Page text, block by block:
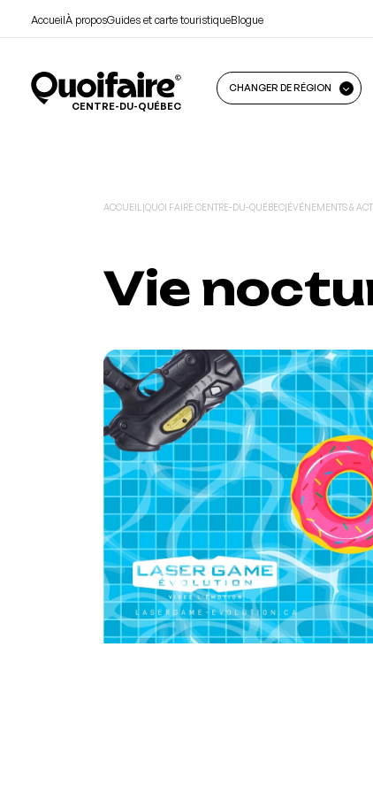
AccueilÀ proposGuides et carte touristiqueBlogue
CENTRE-DU-QUÉBEC
CHANGER DE RÉGION
ACCUEIL |QUOI FAIRE CENTRE-DU-QUÉBEC|ÉVÉNEMENTS &
Vie